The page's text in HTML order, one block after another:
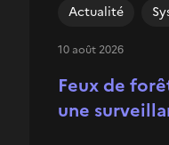
Feux de
une
Actualité
10 août 2026